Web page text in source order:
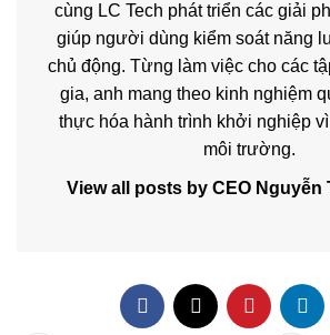
cùng LC Tech phát triển các giải
giúp người dùng kiểm soát năng
chủ động. Từng làm việc cho các
gia, anh mang theo kinh nghiệm
thực hóa hành trình khởi nghiệp
môi trường.
View all posts by CEO Nguyễn